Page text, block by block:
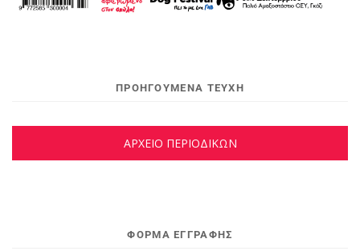
ΠΡΟΗΓΟΥΜΕΝΑ ΤΕΥΧΗ
ΑΡΧΕΙΟ ΠΕΡΙΟΔΙΚΩΝ
ΦΌΡΜΑ ΕΓΓΡΑΦΉΣ